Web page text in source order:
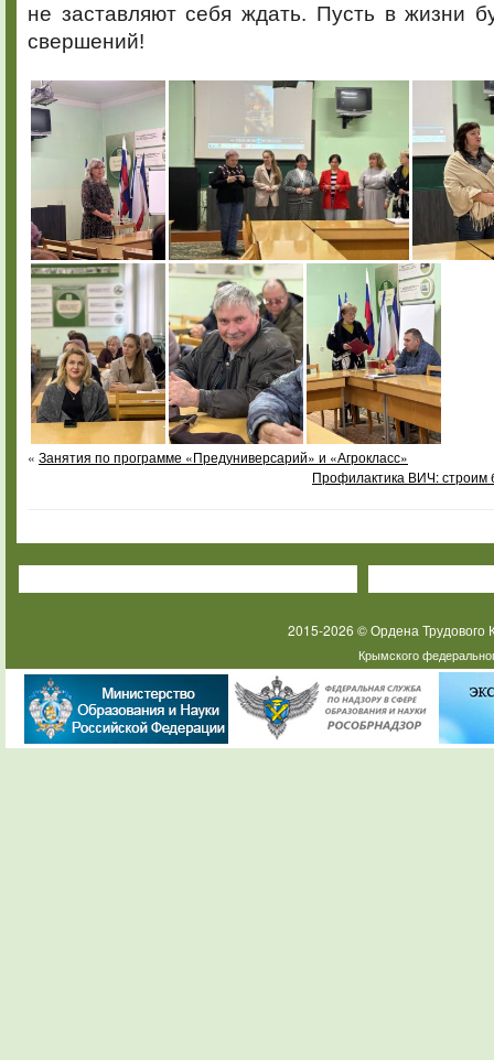
не заставляют себя ждать. Пусть в жизни
свершений!
« Занятия по программе «Предуниверсарий» и «Агрокласс»
Профилактика ВИЧ: строим
2015-2026 © Ордена
Крымского